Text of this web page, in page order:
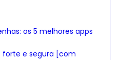
os 5 melhores apps
forte e segura [com